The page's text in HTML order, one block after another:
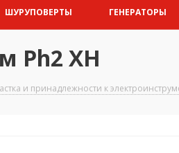
ШУРУПОВЕРТЫ ГЕНЕРАТОРЫ
Ph2 XH
и принадлежности к